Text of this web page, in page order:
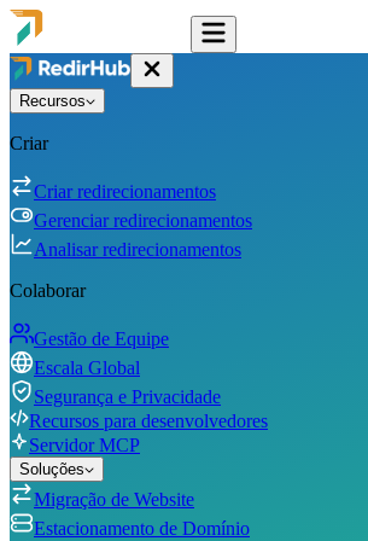
Recursos
Criar
Criar redirecionamentos
Gerenciar redirecionamentos
Analisar redirecionamentos
Colaborar
Gestão de Equipe
Escala Global
Segurança e Privacidade
Recursos para desenvolvedores
Servidor MCP
Soluções
Migração de Website
Estacionamento de Domínio